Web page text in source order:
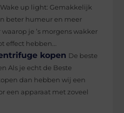
Wake up light: Gemakkelijk
beter humeur en meer
je ’s morgens wakker
effect hebben...
kopen De beste
Als je echt de Beste
dan hebben wij een
een apparaat met zoveel